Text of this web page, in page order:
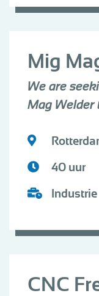
Mig
We are
Mag Welder
40 uur
Industrie
CNC